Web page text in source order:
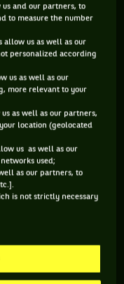
malgré de
tournoi de Miami
américano-
la petite balle jaune.
yankee : Ashley
qui bénéficie
7-5. Elle sert pour
ses balles est
dans pareil
même quand on a
ont obtenu le feu
une technologie
us and our partners, to
to measure the number
allow us as well as our
personalized according
us as well as our
more relevant to your
as well as our partners,
location (geolocated
us as well as our
used;
as our partners, to
is not strictly necessary